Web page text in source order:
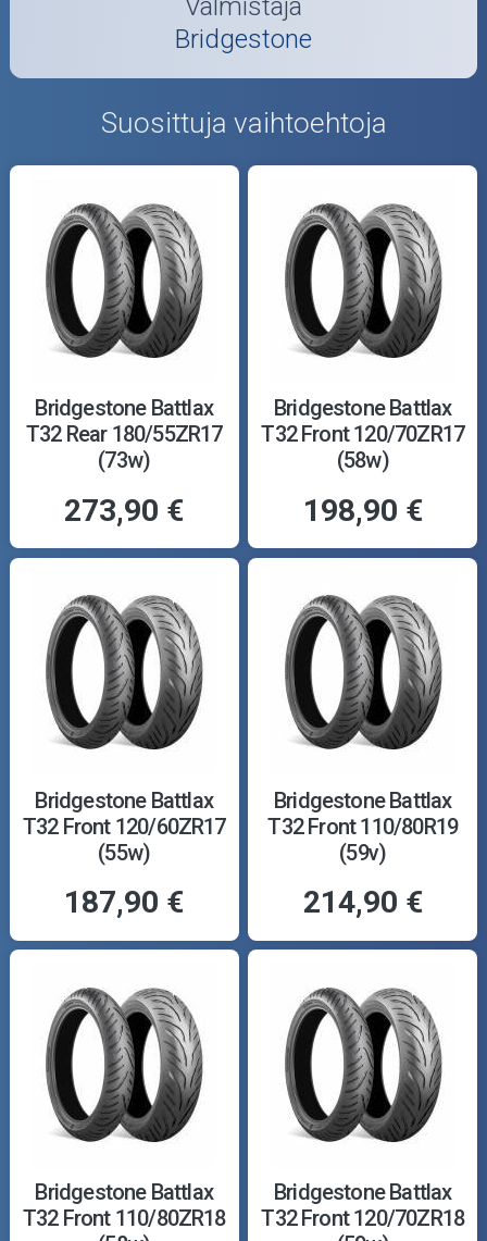
Valmistaja
Bridgestone
Suosittuja vaihtoehtoja
Bridgestone Battlax
T32 Rear 180/55ZR17
(73w)
273,90 €
Bridgestone Battlax
T32 Front 120/70ZR17
(58w)
198,90 €
Bridgestone Battlax
T32 Front 120/60ZR17
(55w)
187,90 €
Bridgestone Battlax
T32 Front 110/80R19
(59v)
214,90 €
Bridgestone Battlax
T32 Front 110/80ZR18
Bridgestone Battlax
T32 Front 120/70ZR18